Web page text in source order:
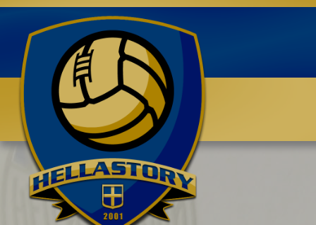
Benvenuti su HELLASTORY.net